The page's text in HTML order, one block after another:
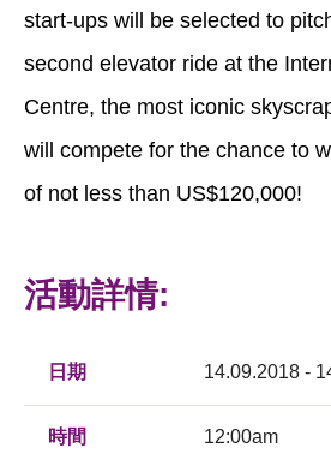
start-ups will be selected to
second elevator ride at the
Centre, the most iconic
will compete for the chance to
of not less than US$120,000!
活動詳情:
日期 14.09.2018 -
時間 12:00am